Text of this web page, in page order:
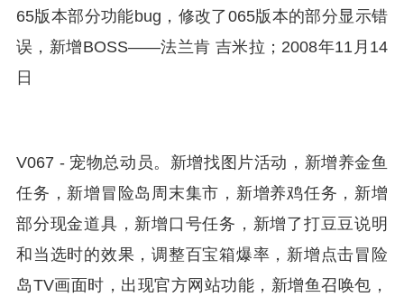
65版本部分功能bug，修改了065版本的部分显示错
误，新增BOSS——法兰肯 吉米拉；2008年11月14
日
V067 - 宠物总动员。新增找图片活动，新增养金鱼
任务，新增冒险岛周末集市，新增养鸡任务，新增
部分现金道具，新增口号任务，新增了打豆豆说明
和当选时的效果，调整百宝箱爆率，新增点击冒险
岛TV画面时，出现官方网站功能，新增鱼召唤包，